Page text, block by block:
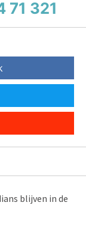
71 321
blijven in de